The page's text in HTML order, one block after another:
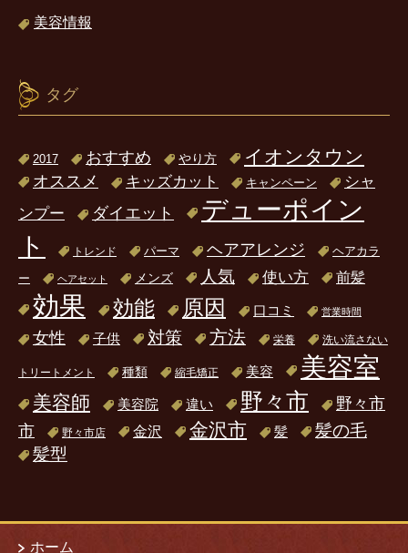
美容情報
タグ
2017 おすすめ やり方 イオンタウン
オススメ キッズカット キャンペーン
シャ
ンプー
ダイエット
デューポイン
ト
トレンド パーマ ヘアアレンジ
ヘアカラ
ー
ヘアセット メンズ 人気 使い方 前髪
効果 効能 原因 口コミ 営業時間
女性 子供 対策 方法 栄養 洗い流さない
トリートメント 種類 縮毛矯正 美容 美容室
美容師 美容院 違い 野々市
野々市
市
野々市店 金沢 金沢市 髪
髪の毛
髪型
ホーム